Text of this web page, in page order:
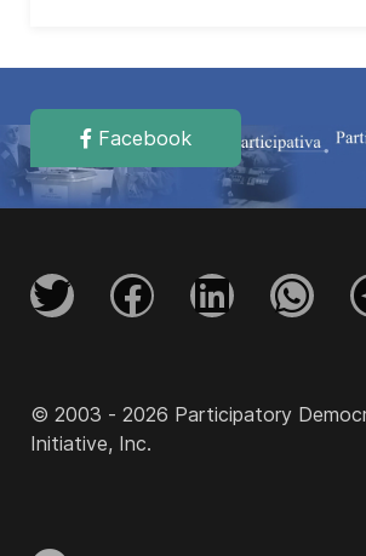
Facebook
© 2003 - 2026 Participatory
Initiative, Inc.